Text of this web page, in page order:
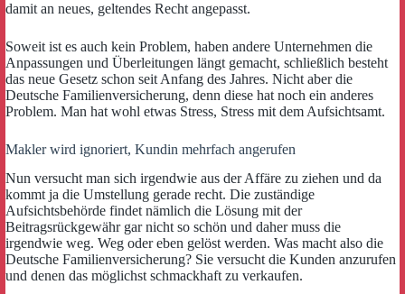
damit an neues, geltendes Recht angepasst.
Soweit ist es auch kein Problem, haben andere Unternehmen die
Anpassungen und Überleitungen längt gemacht, schließlich besteht
das neue Gesetz schon seit Anfang des Jahres. Nicht aber die
Deutsche Familienversicherung, denn diese hat noch ein anderes
Problem. Man hat wohl etwas Stress, Stress mit dem Aufsichtsamt.
Makler wird ignoriert, Kundin mehrfach angerufen
Nun versucht man sich irgendwie aus der Affäre zu ziehen und da
kommt ja die Umstellung gerade recht. Die zuständige
Aufsichtsbehörde findet nämlich die Lösung mit der
Beitragsrückgewähr gar nicht so schön und daher muss die
irgendwie weg. Weg oder eben gelöst werden. Was macht also die
Deutsche Familienversicherung? Sie versucht die Kunden anzurufen
und denen das möglichst schmackhaft zu verkaufen.